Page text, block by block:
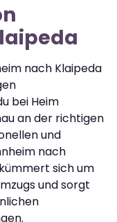
nach Klaipeda
bei Heim
an der richtigen
und
nach
sich um
und sorgt